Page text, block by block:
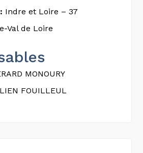
Indre et Loire – 37
Val de Loire
MONOURY
FOUILLEUL